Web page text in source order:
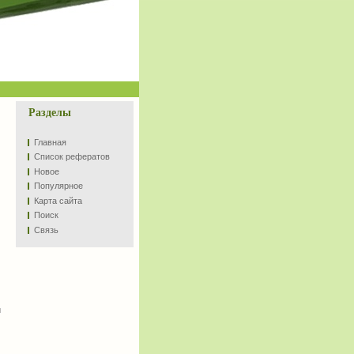
Разделы
Главная
Список рефератов
Новое
Популярное
Карта сайта
Поиск
Связь